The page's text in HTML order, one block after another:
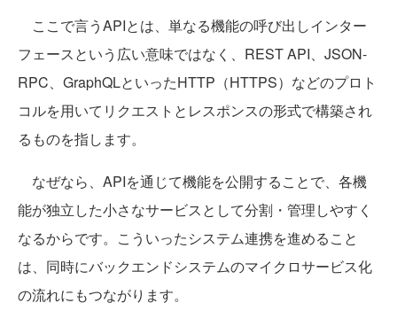
ここで言うAPIとは、単なる機能の呼び出しインター
フェースという広い意味ではなく、REST API、JSON-
RPC、GraphQLといったHTTP（HTTPS）などのプロト
コルを用いてリクエストとレスポンスの形式で構築され
るものを指します。
なぜなら、APIを通じて機能を公開することで、各機
能が独立した小さなサービスとして分割・管理しやすく
なるからです。こういったシステム連携を進めること
は、同時にバックエンドシステムのマイクロサービス化
の流れにもつながります。